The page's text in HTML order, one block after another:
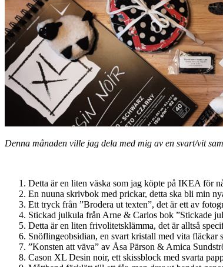
Denna månaden ville jag dela med mig av en svart/vit
Detta är en liten väska som jag köpte på IKEA för
En nuuna skrivbok med prickar, detta ska bli min
Ett tryck från ”Brodera ut texten”, det är ett av
Stickad julkula från Arne & Carlos bok ”Stickade
Detta är en liten frivolitetsklämma, det är alltså
Snöflingeobsidian, en svart kristall med vita fläckar
”Konsten att väva” av Åsa Pärson & Amica
Cason XL Desin noir, ett skissblock med svarta